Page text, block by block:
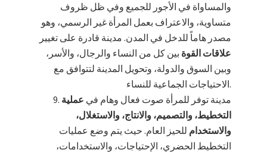
والمساواة في الأجور للجميع وفي ظل ظروف
متساوية، والاعتراف بعمل المرأة غير الرسمي، وهو
مصدر هاماً للدخل في المدن. مدينة قادرة على تغيير
علاقات القوة بين كل من النساء والرجال، والأسر،
وبين السوق والدولة، وتحويل المدينة لتتوافق مع
الاحتياجات الجماعية للنساء.
مدينة توفر للمرأة صوت فعال وهام في عملية
التخطيط، والتصميم، والانتاج، والاستغلال،
والاستخدام للحيز العام. حيث يتم وضع عمليات
التخطيط الحضري، الإحتياجات، والاستخدامات،